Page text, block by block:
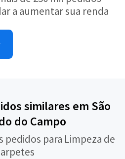
a aumentar sua renda
similares em São
do Campo
pedidos para Limpeza de